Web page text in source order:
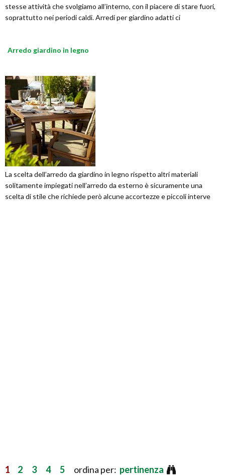
stesse attività che svolgiamo all’interno, con il piacere di stare fuori,
soprattutto nei periodi caldi. Arredi per giardino adatti ci
Arredo giardino in legno
La scelta dell’arredo da giardino in legno rispetto altri materiali
solitamente impiegati nell’arredo da esterno è sicuramente una
scelta di stile che richiede però alcune accortezze e piccoli interve
1 2 3 4 5 ordina per: pertinenza